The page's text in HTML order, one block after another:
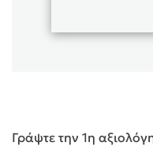
Γράψτε την 1η